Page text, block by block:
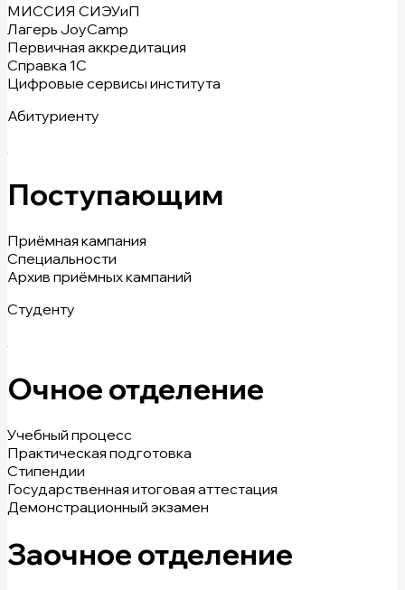
МИССИЯ СИЭУиП
Лагерь JoyCamp
Первичная аккредитация
Справка 1С
Цифровые сервисы института
Абитуриенту
Поступающим
Приёмная кампания
Специальности
Архив приёмных кампаний
Студенту
Очное отделение
Учебный процесс
Практическая подготовка
Стипендии
Государственная итоговая аттестация
Демонстрационный экзамен
Заочное отделение